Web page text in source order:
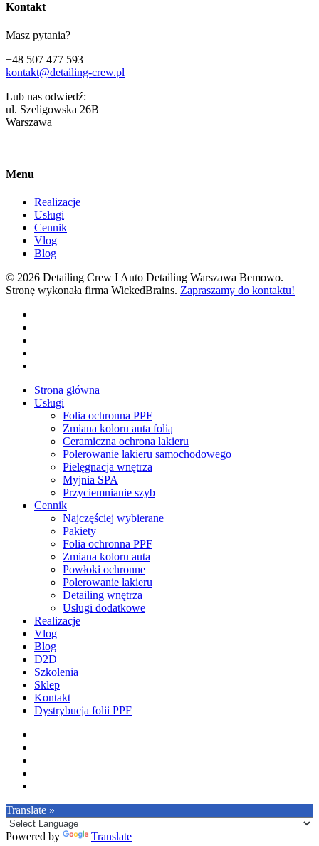
Kontakt
Masz pytania?
+48 507 477 593
kontakt@detailing-crew.pl
Lub nas odwiedź:
ul. Szeligowska 26B
Warszawa
Menu
Realizacje
Usługi
Cennik
Vlog
Blog
© 2026 Detailing Crew I Auto Detailing Warszawa Bemowo.
Stronę wykonała firma WickedBrains. Zapraszamy do kontaktu!
Close
Menu
Strona główna
Usługi
Folia ochronna PPF
Zmiana koloru auta folią
Ceramiczna ochrona lakieru
Polerowanie lakieru samochodowego
Pielęgnacja wnętrza
Myjnia SPA
Przyciemnianie szyb
Cennik
Najczęściej wybierane
Pakiety
Folia ochronna PPF
Zmiana koloru auta
Powłoki ochronne
Polerowanie lakieru
Detailing wnętrza
Usługi dodatkowe
Realizacje
Vlog
Blog
D2D
Szkolenia
Sklep
Kontakt
Dystrybucja folii PPF
Translate »
Powered by Translate